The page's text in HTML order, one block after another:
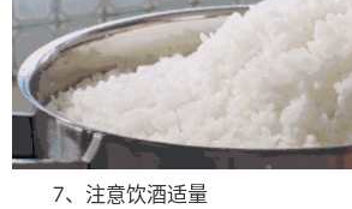
7、注意饮酒适量